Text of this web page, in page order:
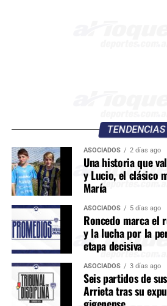
TENDENCIAS
ASOCIADOS 2 días ago
Una historia que
y Lucio, el clásico
María
ASOCIADOS 5 días ago
Roncedo marca el
y la lucha por la
etapa decisiva
ASOCIADOS 3 días ago
Seis partidos de
Arrieta tras su